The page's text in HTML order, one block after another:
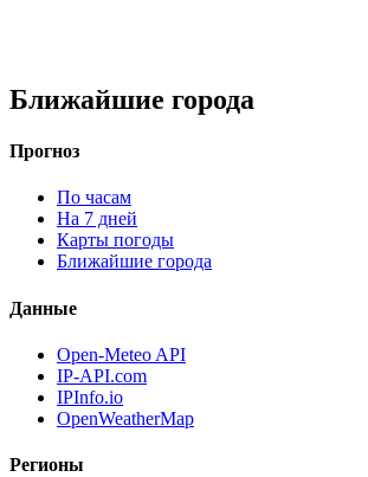
Ближайшие города
Прогноз
По часам
На 7 дней
Карты погоды
Ближайшие города
Данные
Open-Meteo API
IP-API.com
IPInfo.io
OpenWeatherMap
Регионы